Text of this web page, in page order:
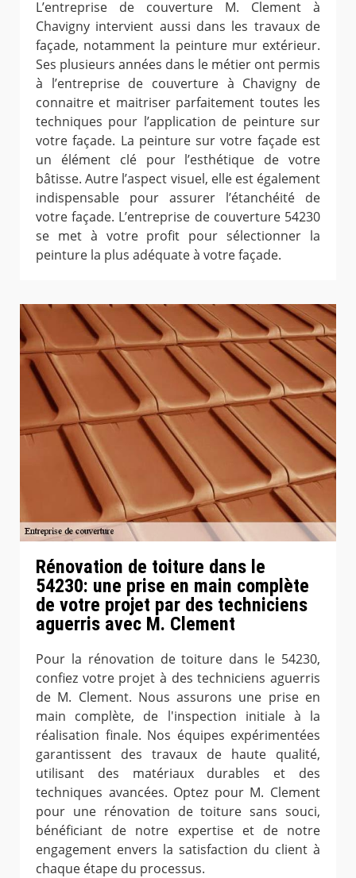
L’entreprise de couverture M. Clement à
Chavigny intervient aussi dans les travaux de
façade, notamment la peinture mur extérieur.
Ses plusieurs années dans le métier ont permis
à l’entreprise de couverture à Chavigny de
connaitre et maitriser parfaitement toutes les
techniques pour l’application de peinture sur
votre façade. La peinture sur votre façade est
un élément clé pour l’esthétique de votre
bâtisse. Autre l’aspect visuel, elle est également
indispensable pour assurer l’étanchéité de
votre façade. L’entreprise de couverture 54230
se met à votre profit pour sélectionner la
peinture la plus adéquate à votre façade.
Rénovation de toiture dans le
54230: une prise en main complète
de votre projet par des techniciens
aguerris avec M. Clement
Pour la rénovation de toiture dans le 54230,
confiez votre projet à des techniciens aguerris
de M. Clement. Nous assurons une prise en
main complète, de l'inspection initiale à la
réalisation finale. Nos équipes expérimentées
garantissent des travaux de haute qualité,
utilisant des matériaux durables et des
techniques avancées. Optez pour M. Clement
pour une rénovation de toiture sans souci,
bénéficiant de notre expertise et de notre
engagement envers la satisfaction du client à
chaque étape du processus.